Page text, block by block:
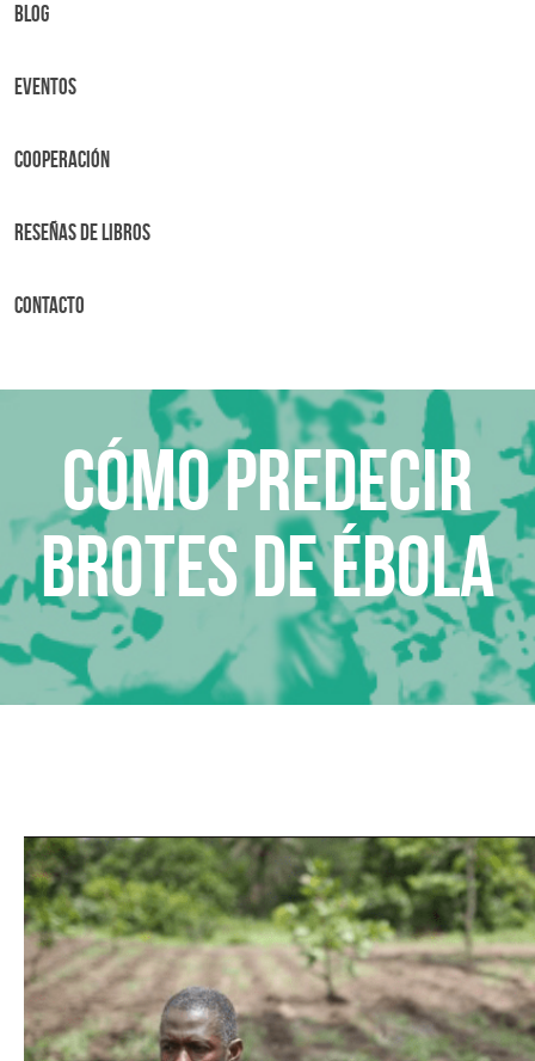
BLOG
Eventos
Cooperación
Reseñas de libros
Contacto
Cómo predecir
brotes de ébola